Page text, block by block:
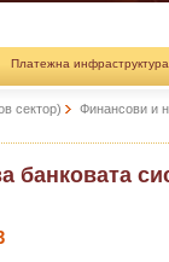
Платежна инфраструктура
сектор)
Финансови и
банковата